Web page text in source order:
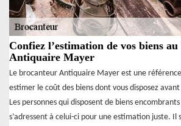
Confiez l’estimation de vos biens
Antiquaire Mayer
Le brocanteur Antiquaire Mayer est une
estimer le coût des biens dont vous disposez
Les personnes qui disposent de biens
s’adressent à celui-ci pour une estimation juste. Il